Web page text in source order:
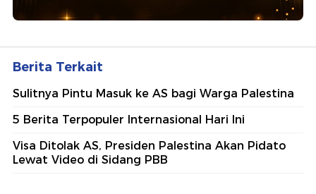
Berita Terkait
Sulitnya Pintu Masuk ke AS bagi Warga Palestina
5 Berita Terpopuler Internasional Hari Ini
Visa Ditolak AS, Presiden Palestina Akan Pidato
Lewat Video di Sidang PBB